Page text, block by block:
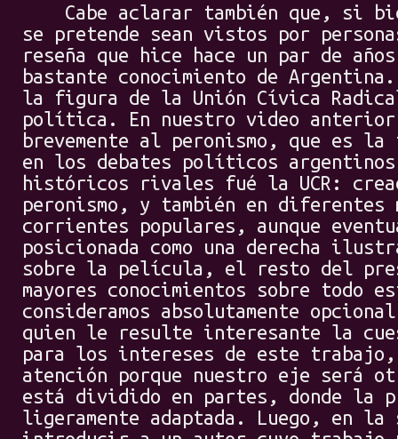
Cabe aclarar también que, si
se pretende sean vistos por
reseña que hice hace un par de
bastante conocimiento de
la figura de la Unión Cívica
política. En nuestro video anterior
brevemente al peronismo, que es
en los debates políticos
históricos rivales fué la UCR:
peronismo, y también en diferentes
corrientes populares, aunque
posicionada como una derecha
sobre la película, el resto del
mayores conocimientos sobre todo
consideramos absolutamente
quien le resulte interesante la
para los intereses de este trabajo,
atención porque nuestro eje será
está dividido en partes, donde la
ligeramente adaptada. Luego, en la